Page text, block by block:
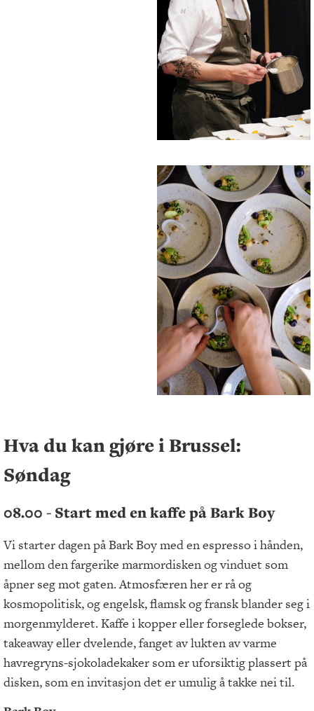
Hva du kan gjøre i Brussel:
Søndag
08.00 - Start med en kaffe på Bark Boy
Vi starter dagen på Bark Boy med en espresso i hånden,
mellom den fargerike marmordisken og vinduet som
åpner seg mot gaten. Atmosfæren her er rå og
kosmopolitisk, og engelsk, flamsk og fransk blander seg i
morgenmylderet. Kaffe i kopper eller forseglede bokser,
takeaway eller dvelende, fanget av lukten av varme
havregryns-sjokoladekaker som er uforsiktig plassert på
disken, som en invitasjon det er umulig å takke nei til.